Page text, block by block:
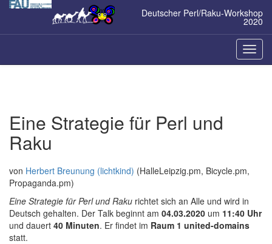
Zum
Deutscher Perl/Raku-Workshop
2020
ein-/
Eine Strategie für Perl und
Raku
von Herbert Breunung (‎lichtkind‎) (HalleLeipzig.pm, Bicycle.pm,
Propaganda.pm)
Eine Strategie für Perl und Raku richtet sich an Alle und wird in
Deutsch gehalten. Der Talk beginnt am 04.03.2020 um 11:40 Uhr
und dauert 40 Minuten. Er findet im Raum 1 united-domains
statt.